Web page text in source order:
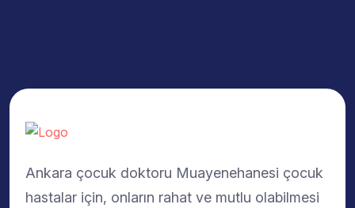
Ankara çocuk doktoru Muayenehanesi çocuk
hastalar için, onların rahat ve mutlu olabilmesi